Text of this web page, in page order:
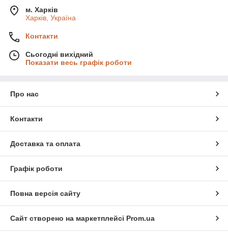
м. Харків
Харків, Україна
Контакти
Сьогодні вихідний
Показати весь графік роботи
Про нас
Контакти
Доставка та оплата
Графік роботи
Повна версія сайту
Сайт створено на маркетплейсі Prom.ua